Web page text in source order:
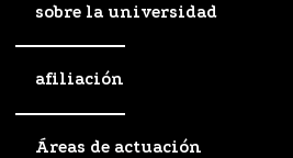
sobre la universidad
afiliación
Áreas de actuación